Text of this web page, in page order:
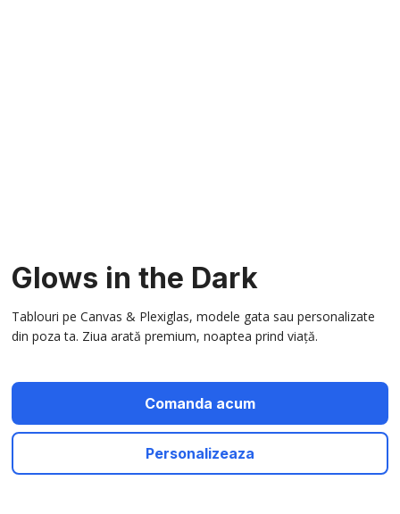
Glows in the Dark
Tablouri pe Canvas & Plexiglas, modele gata sau personalizate
din poza ta. Ziua arată premium, noaptea prind viață.
Comanda acum
Personalizeaza